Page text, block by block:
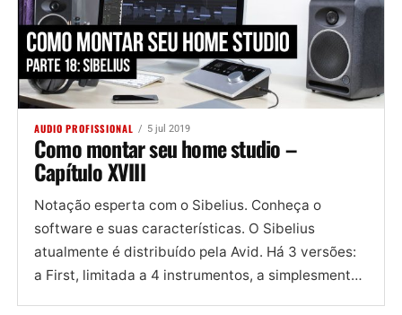
AUDIO PROFISSIONAL 5 jul 2019
Como montar seu home studio –
Capítulo XVIII
Notação esperta com o Sibelius. Conheça o
software e suas características. O Sibelius
atualmente é distribuído pela Avid. Há 3 versões:
a First, limitada a 4 instrumentos, a simplesmente